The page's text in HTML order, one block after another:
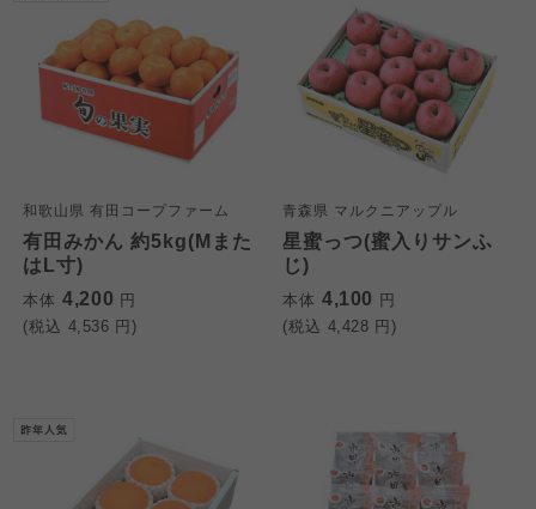
和歌山県 有田コープファーム
有田みかん 約5kg(Mまた
はL寸)
本体 4,200 円
(税込 4,536 円)
青森県 マルクニアップル
星蜜っつ(蜜入りサンふ
じ)
本体 4,100 円
(税込 4,428 円)
ご利用約款（ご利用規約・ご利
用規程）について
このサイトは7つの生協から業務委託を受けて、
コープきんき事業連合が運営しています。お預
特定商取引法に基づく表記につ
いて